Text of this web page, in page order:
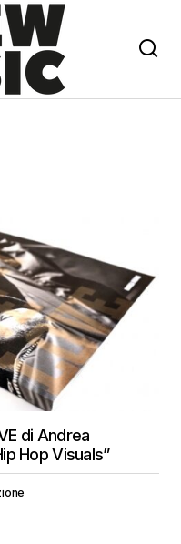
di Andrea
Hop Visuals”